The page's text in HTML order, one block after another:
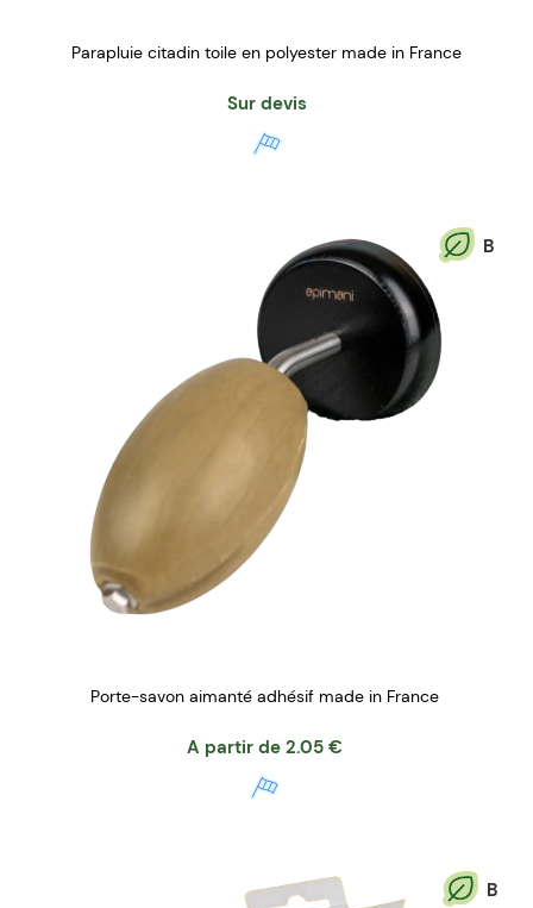
Parapluie citadin toile en polyester made in France
Sur devis
B
Porte-savon aimanté adhésif made in France
A partir de 2.05 €
B